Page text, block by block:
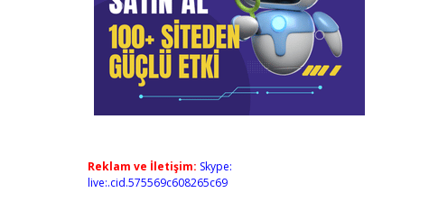
Reklam ve İletişim: Skype:
live:.cid.575569c608265c69